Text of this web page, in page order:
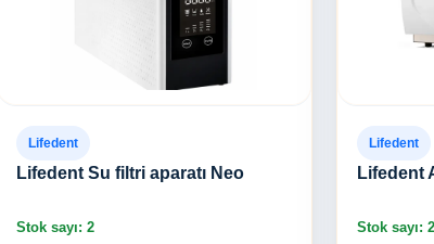
Lifedent
Lifedent Su filtri aparatı Neo
Stok sayı: 2
Lifedent
Lifedent
Stok sayı: 2